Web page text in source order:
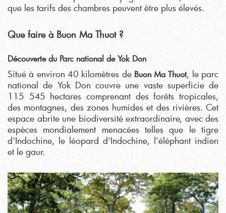
que les tarifs des chambres peuvent être plus élevés.
Que faire à Buon Ma Thuot ?
Découverte du Parc national de Yok Don
Situé à environ 40 kilomètres de Buon Ma Thuot, le parc
national de Yok Don couvre une vaste superficie de
115 545 hectares comprenant des forêts tropicales,
des montagnes, des zones humides et des rivières. Cet
espace abrite une biodiversité extraordinaire, avec des
espèces mondialement menacées telles que le tigre
d'Indochine, le léopard d'Indochine, l'éléphant indien
et le gaur.